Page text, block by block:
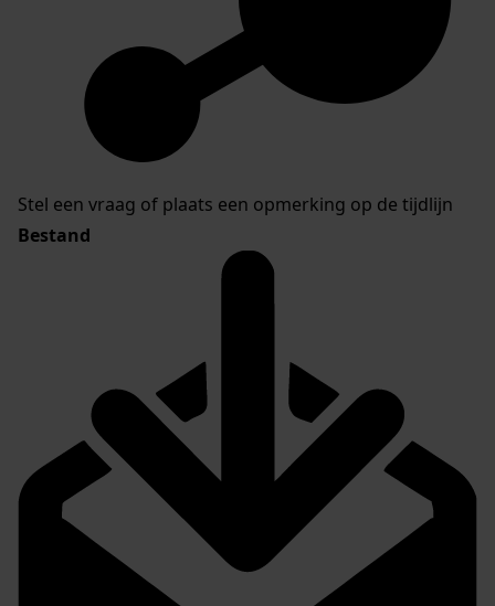
Stel een vraag of plaats een opmerking op de tijdlijn
Bestand